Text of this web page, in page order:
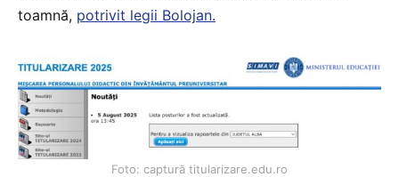
toamnă, potrivit legii Bolojan.
Foto: captură titularizare.edu.ro